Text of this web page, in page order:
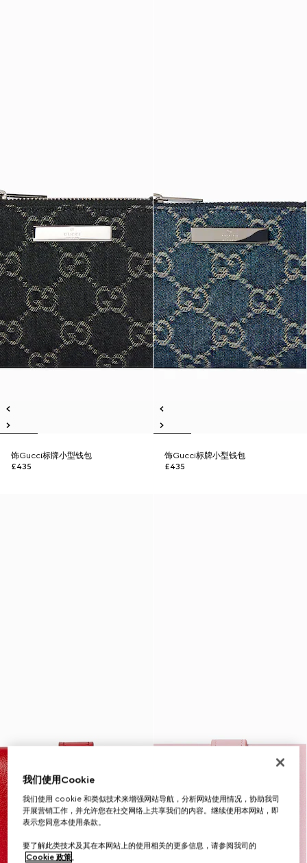
饰Gucci标牌小型钱包
£435
饰Gucci标牌小型钱包
£435
我们使用Cookie
我们使用 cookie 和类似技术来增强网站导航，分析网站使用情况，协助我司
开展营销工作，并允许您在社交网络上共享我们的内容。继续使用本网站，即
表示您同意本使用条款。
要了解此类技术及其在本网站上的使用相关的更多信息，请参阅我司的
Cookie 政策。